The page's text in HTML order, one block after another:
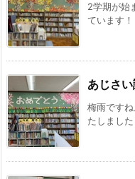
2学期が始
ています
あじさ
梅雨です
たしまし